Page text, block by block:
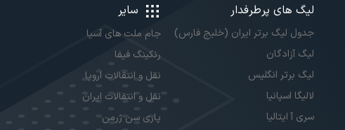
لیگ های پرطرفدار
جدول لیگ برتر ایران (خلیج فارس)
لیگ آزادگان
لیگ برتر انگلیس
لالیگا اسپانیا
سری آ ایتالیا
سایر
جام ملت های آسیا
رنکینگ فیفا
نقل و انتقالات اروپا
نقل و انتقالات ایران
پاری سن ژرمن